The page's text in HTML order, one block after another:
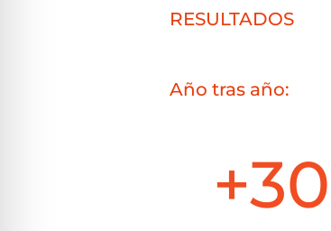
RESULTADOS
Año tras año:
+30